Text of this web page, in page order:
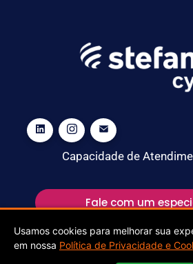
Capacidade de
Fale com um
Usamos cookies para melhorar sua
em nossa Política de Privacidade e